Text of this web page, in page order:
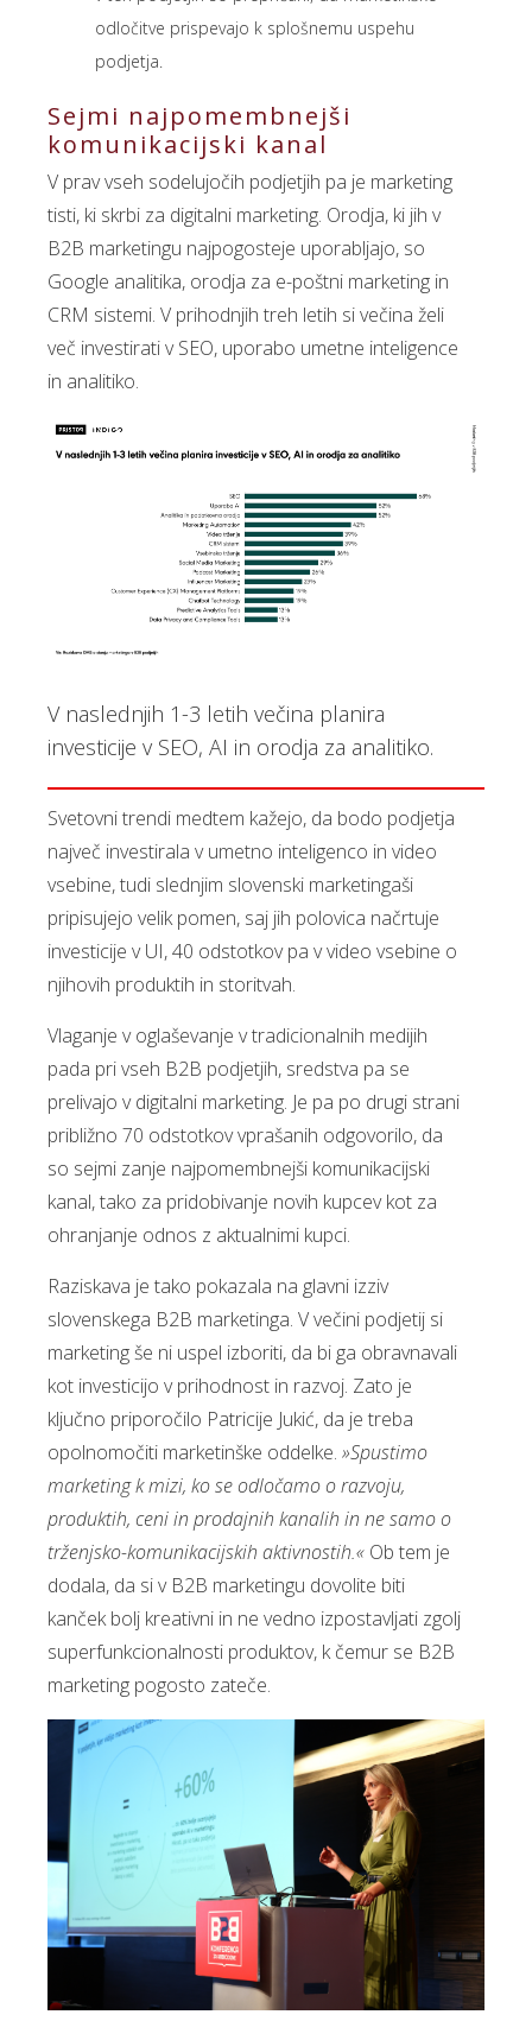
odločitve prispevajo k splošnemu uspehu
podjetja.
Sejmi najpomembnejši
komunikacijski kanal
V prav vseh sodelujočih podjetjih pa je marketing
tisti, ki skrbi za digitalni marketing. Orodja, ki jih v
B2B marketingu najpogosteje uporabljajo, so
Google analitika, orodja za e-poštni marketing in
CRM sistemi. V prihodnjih treh letih si večina želi
več investirati v SEO, uporabo umetne inteligence
in analitiko.
V naslednjih 1-3 letih večina planira
investicije v SEO, AI in orodja za analitiko.
Svetovni trendi medtem kažejo, da bodo podjetja
največ investirala v umetno inteligenco in video
vsebine, tudi slednjim slovenski marketingaši
pripisujejo velik pomen, saj jih polovica načrtuje
investicije v UI, 40 odstotkov pa v video vsebine o
njihovih produktih in storitvah.
Vlaganje v oglaševanje v tradicionalnih medijih
pada pri vseh B2B podjetjih, sredstva pa se
prelivajo v digitalni marketing. Je pa po drugi strani
približno 70 odstotkov vprašanih odgovorilo, da
so sejmi zanje najpomembnejši komunikacijski
kanal, tako za pridobivanje novih kupcev kot za
ohranjanje odnos z aktualnimi kupci.
Raziskava je tako pokazala na glavni izziv
slovenskega B2B marketinga. V večini podjetij si
marketing še ni uspel izboriti, da bi ga obravnavali
kot investicijo v prihodnost in razvoj. Zato je
ključno priporočilo Patricije Jukić, da je treba
opolnomočiti marketinške oddelke. »Spustimo
marketing k mizi, ko se odločamo o razvoju,
produktih, ceni in prodajnih kanalih in ne samo o
trženjsko-komunikacijskih aktivnostih.« Ob tem je
dodala, da si v B2B marketingu dovolite biti
kanček bolj kreativni in ne vedno izpostavljati zgolj
superfunkcionalnosti produktov, k čemur se B2B
marketing pogosto zateče.